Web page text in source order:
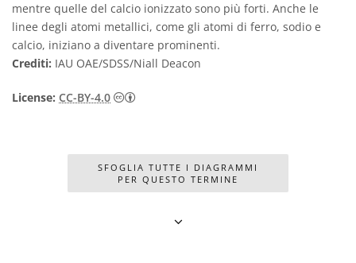
mentre quelle del calcio ionizzato sono più forti. Anche le
linee degli atomi metallici, come gli atomi di ferro, sodio e
calcio, iniziano a diventare prominenti.
Crediti: IAU OAE/SDSS/Niall Deacon
License: CC-BY-4.0 Creative Commons Attribuzione 4.0
SFOGLIA TUTTE I DIAGRAMMI
PER QUESTO TERMINE